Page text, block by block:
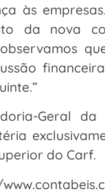
às
da nova
Geral da
do Carf.